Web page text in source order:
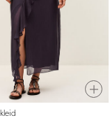
kleid